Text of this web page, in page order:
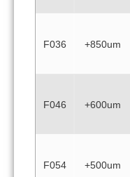
F036 +850um
F046 +600um
F054 +500um